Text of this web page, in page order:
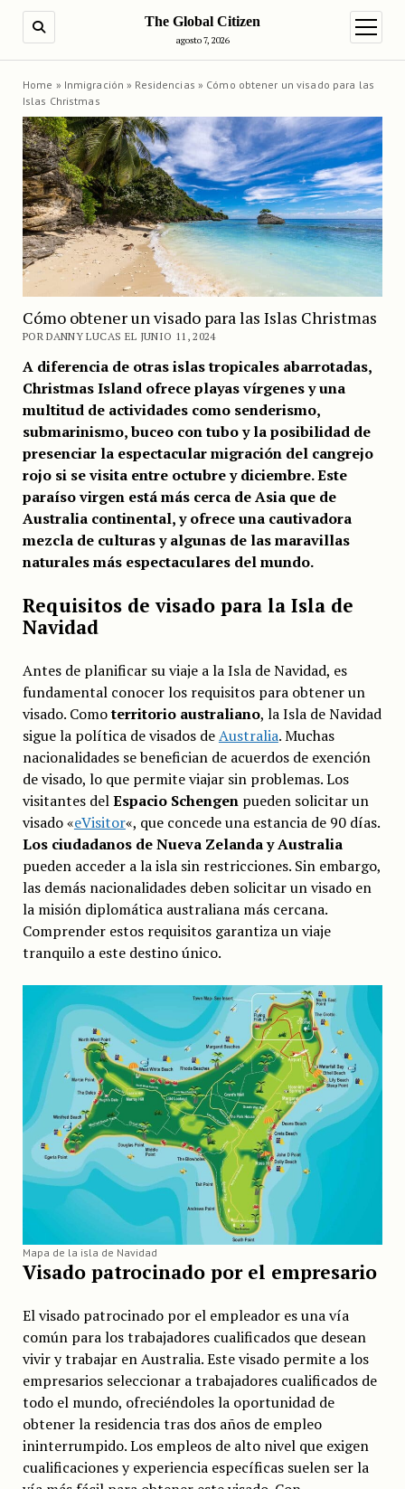
The Global Citizen
agosto 7, 2026
abrir
Home » Inmigración » Residencias » Cómo obtener un visado para las
Islas Christmas
Cómo obtener un visado para las Islas Christmas
POR DANNY LUCAS EL JUNIO 11, 2024
A diferencia de otras islas tropicales abarrotadas,
Christmas Island ofrece playas vírgenes y una
multitud de actividades como senderismo,
submarinismo, buceo con tubo y la posibilidad de
presenciar la espectacular migración del cangrejo
rojo si se visita entre octubre y diciembre. Este
paraíso virgen está más cerca de Asia que de
Australia continental, y ofrece una cautivadora
mezcla de culturas y algunas de las maravillas
naturales más espectaculares del mundo.
Requisitos de visado para la Isla de
Navidad
Antes de planificar su viaje a la Isla de Navidad, es
fundamental conocer los requisitos para obtener un
visado. Comoterritorio australiano, la Isla de Navidad
sigue la política de visados deAustralia. Muchas
nacionalidades se benefician de acuerdos de exención
de visado, lo que permite viajar sin problemas. Los
visitantes delEspacio Schengenpueden solicitar un
visado «eVisitor«, que concede una estancia de 90 días.
Los ciudadanos de Nueva Zelanda y Australia
pueden acceder a la isla sin restricciones. Sin embargo,
las demás nacionalidades deben solicitar un visado en
la misión diplomática australiana más cercana.
Comprender estos requisitos garantiza un viaje
tranquilo a este destino único.
Mapa de la isla de Navidad
Visado patrocinado por el empresario
El visado patrocinado por el empleador es una vía
común para los trabajadores cualificados que desean
vivir y trabajar en Australia. Este visado permite a los
empresarios seleccionar a trabajadores cualificados de
todo el mundo, ofreciéndoles la oportunidad de
obtener la residencia tras dos años de empleo
ininterrumpido. Los empleos de alto nivel que exigen
cualificaciones y experiencia específicas suelen ser la